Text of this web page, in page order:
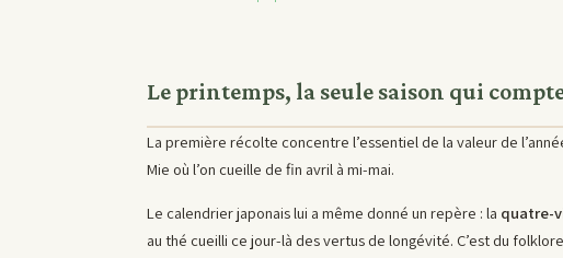
Le printemps, la seule saison qui
La première récolte concentre l’essentiel de la valeur de
Mie où l’on cueille de fin avril à mi-mai.
Le calendrier japonais lui a même donné un repère : la quatre-
au thé cueilli ce jour-là des vertus de longévité. C’est du